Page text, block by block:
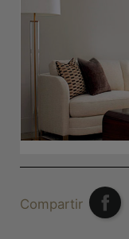
Compartir